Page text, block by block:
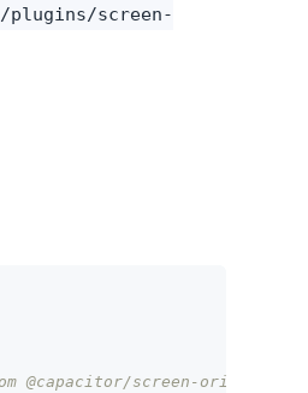
plugins/screen-
@capacitor/screen-orientation.